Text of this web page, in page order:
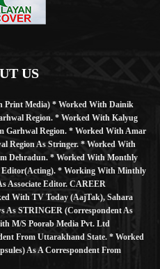
US
Media) * Worked With Dainik
Region. * Worked With Kalyug
Garhwal Region. * Worked With Amar
Region As Stringer. * Worked With
Dehradun. * Worked With Monthly
* Working With Minthly
Associate Editor. CAREER
With TV Today (AajTak), Sahara
As STRINGER (Correspondent As
M/S Poorab Media Pvt. Ltd
From Uttarakhand State. * Worked
As A Correspondent From